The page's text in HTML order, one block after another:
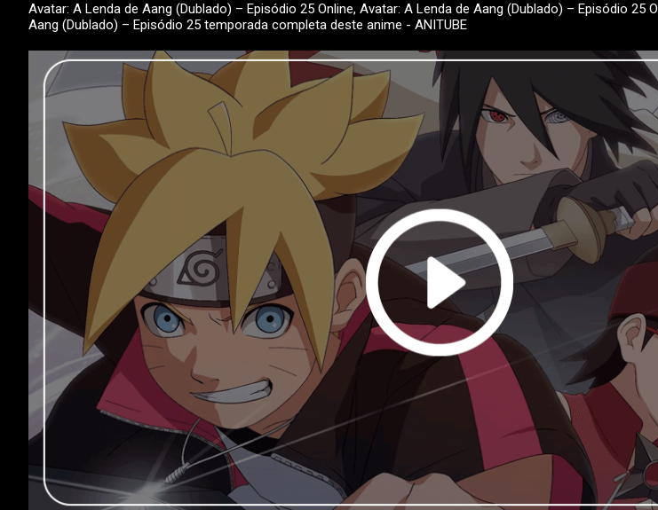
Avatar: A Lenda de Aang (Dublado) – Episódio 25 Online, Avatar: A Lenda de Aang (Dublado) – Episódio 25
Aang (Dublado) – Episódio 25 temporada completa deste anime - ANITUBE